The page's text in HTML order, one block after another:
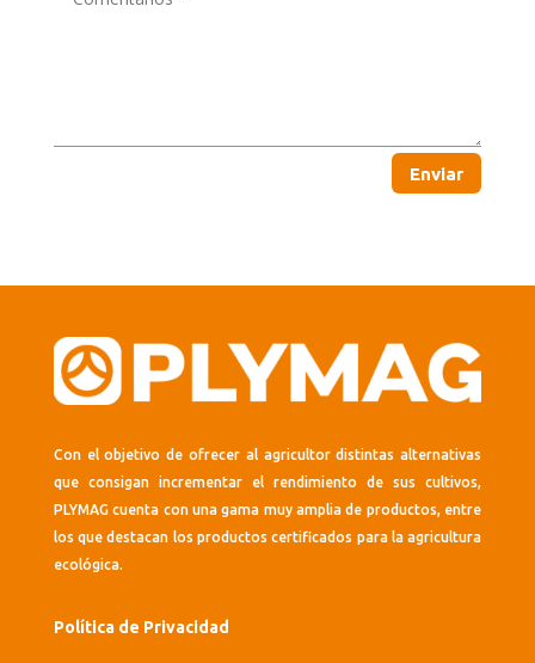
Enviar
Con el objetivo de ofrecer al agricultor distintas alternativas
que consigan incrementar el rendimiento de sus cultivos,
PLYMAG cuenta con una gama muy amplia de productos, entre
los que destacan los productos certificados para la agricultura
ecológica.
Política de Privacidad